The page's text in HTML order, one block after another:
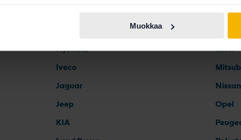
Muokkaa
Hyundai
Iveco
Jaguar
Jeep
KIA
MINI
Nissan
Opel